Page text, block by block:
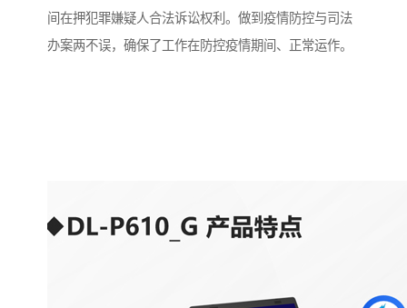
间在押犯罪嫌疑人合法诉讼权利。做到疫情防控与司法
办案两不误，确保了工作在防控疫情期间、正常运作。